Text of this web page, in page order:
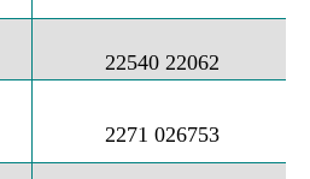
22540 22062
2271 026753